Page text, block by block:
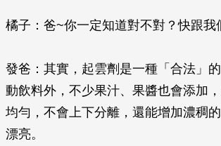
橘子：爸~你一定知道對不對？快跟
發爸：其實，起雲劑是一種「合法」
動飲料外，不少果汁、果醬也會添加
均勻，不會上下分離，還能增加濃稠
漂亮。